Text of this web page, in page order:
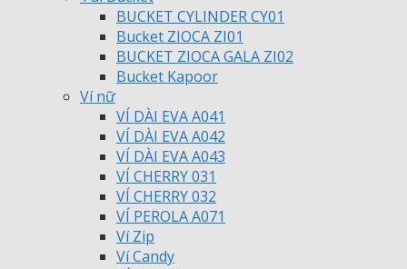
BUCKET CYLINDER CY01
Bucket ZIOCA ZI01
BUCKET ZIOCA GALA ZI02
Bucket Kapoor
Ví nữ
VÍ DÀI EVA A041
VÍ DÀI EVA A042
VÍ DÀI EVA A043
VÍ CHERRY 031
VÍ CHERRY 032
VÍ PEROLA A071
Ví Zip
Ví Candy